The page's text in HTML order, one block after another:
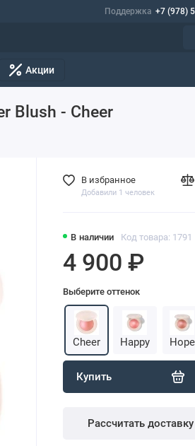
Поддержка +7 (978)
Акции
Blush - Cheer
В наличии Код товара: 1791
4 900 ₽
Выберите оттенок
Cheer Happy Hope
Купить
Рассчитать доставку
В избранное
Добавили 1 человек